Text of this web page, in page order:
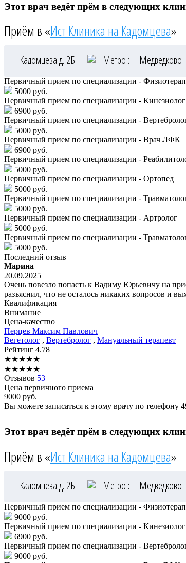
Этот врач ведёт прём в следующих
Приём в «Ист Клиника на Кадомцева»
Кадомцева д. 2Б Метро : Медведково
Первичный прием по специализации -
5000 руб.
Первичный прием по специализации - Кинезиолог
6900 руб.
Первичный прием по специализации -
5000 руб.
Первичный прием по специализации - Врач ЛФК
6900 руб.
Первичный прием по специализации -
5000 руб.
Первичный прием по специализации - Ортопед
5000 руб.
Первичный прием по специализации -
5000 руб.
Первичный прием по специализации - Артролог
5000 руб.
Первичный прием по специализации -
5000 руб.
Последний отзыв
Марина
20.09.2025
Очень повезло попасть к Вадиму Юрьевичу на
разъяснил, что не осталось никаких вопросов
Квалификация
Внимание
Цена-качество
Перцев Максим Павлович
Вегетолог , Вертебролог , Мануальный терапевт
Рейтинг 4.78
★★★★★
★★★★★
Отзывов 53
Цена первичного приема
9000 руб.
Вы можете записаться к этому врачу по телефону
Этот врач ведёт прём в следующих
Приём в «Ист Клиника на Кадомцева»
Кадомцева д. 2Б Метро : Медведково
Первичный прием по специализации -
9000 руб.
Первичный прием по специализации - Кинезиолог
6900 руб.
Первичный прием по специализации -
9000 руб.